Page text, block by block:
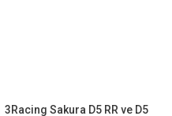
3Racing Sakura D5 RR ve D5